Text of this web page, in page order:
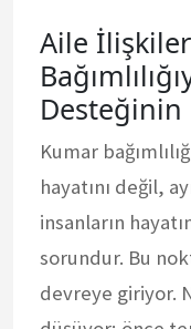
Aile
Desteğinin
Kumar
hayatını değil,
insanların
sorundur. Bu
devreye giriyor.